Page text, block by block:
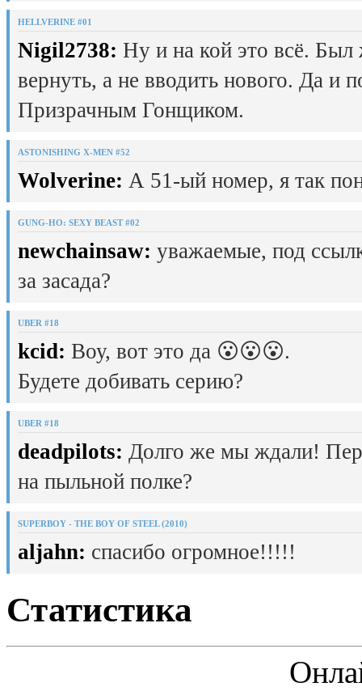
HELLVERINE #01
Nigil2738: Ну и на кой это всё.
вернуть, а не вводить нового. Да и
Призрачным Гонщиком.
ASTONISHING X-MEN #52
Wolverine: А 51-ый номер, я так
GUNG-HO: SEXY BEAST #02
newchainsaw: уважаемые, под
за засада?
UBER #18
kcid: Воу, вот это да 😮😮😮.
Будете добивать серию?
UBER #18
deadpilots: Долго же мы ждали!
на пыльной полке?
SUPERBOY - THE BOY OF STEEL (2010)
aljahn: спасибо огромное!!!!!
Статистика